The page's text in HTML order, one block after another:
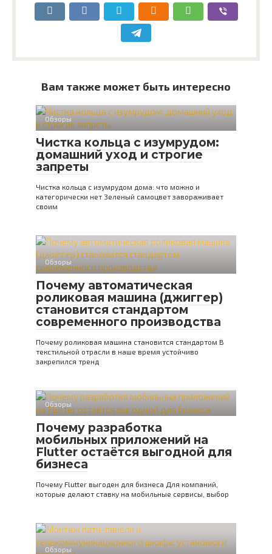
Вам также может быть интересно
Обзоры
Чистка кольца с изумрудом:
домашний уход и строгие
запреты
Чистка кольца с изумрудом дома: что можно и
категорически нет Зеленый самоцвет завораживает
своим
Обзоры
Почему автоматическая
роликовая машина (джиггер)
становится стандартом
современного производства
Почему роликовая машина становится стандартом В
текстильной отрасли в наше время устойчиво
закрепился тренд
Обзоры
Почему разработка
мобильных приложений на
Flutter остаётся выгодной для
бизнеса
Почему Flutter выгоден для бизнеса Для компаний,
которые делают ставку на мобильные сервисы, выбор
Обзоры